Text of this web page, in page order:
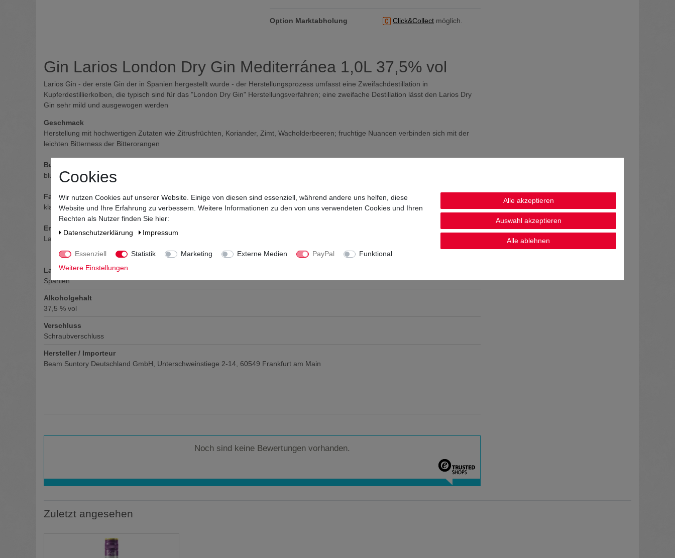
Option Marktabholung Click&Collect möglich.
Gin Larios London Dry Gin Mediterránea 1,0L 37,5% vol
Larios Gin - der erste Gin der in Spanien hergestellt wurde - der Herstellungsprozess umfasst eine Zweifachdestillation in
Kupferdestillierkolben, die typisch sind für das "London Dry Gin" Herstellungsverfahren; eine zweifache Destillation lässt den Larios Dry
Gin sehr mild und ausgewogen werden
Geschmack
Herstellung mit hochwertigen Zutaten wie Zitrusfrüchten, Koriander, Zimt, Wacholderbeeren; fruchtige Nuancen verbinden sich mit der
leichten Bitterness der Bitterorangen
Bukett
blumige Aromen harmonieren wunderbar mit den würzigen Aromen des Koriander
Farbe
klar
Empfehlung / passende Speise
Larios London Dry Gin pur oder auf Eis genießen oder als klassischen Longdrink mit Tonic Water
Land
Spanien
Alkoholgehalt
37,5 % vol
Verschluss
Schraubverschluss
Hersteller / Importeur
Beam Suntory Deutschland GmbH, Unterschweinstiege 2-14, 60549 Frankfurt am Main
Noch sind keine Bewertungen vorhanden.
Zuletzt angesehen
Cookies
Wir nutzen Cookies auf unserer Website. Einige von diesen sind essenziell, während andere uns helfen, diese
Website und Ihre Erfahrung zu verbessern. Weitere Informationen zu den von uns verwendeten Cookies und Ihren
Rechten als Nutzer finden Sie hier:
Daten­schutz­erklärung
Impressum
Essenziell Statistik Marketing Externe Medien PayPal
Funktional
Weitere Einstellungen
Alle akzeptieren
Auswahl akzeptieren
Alle ablehnen